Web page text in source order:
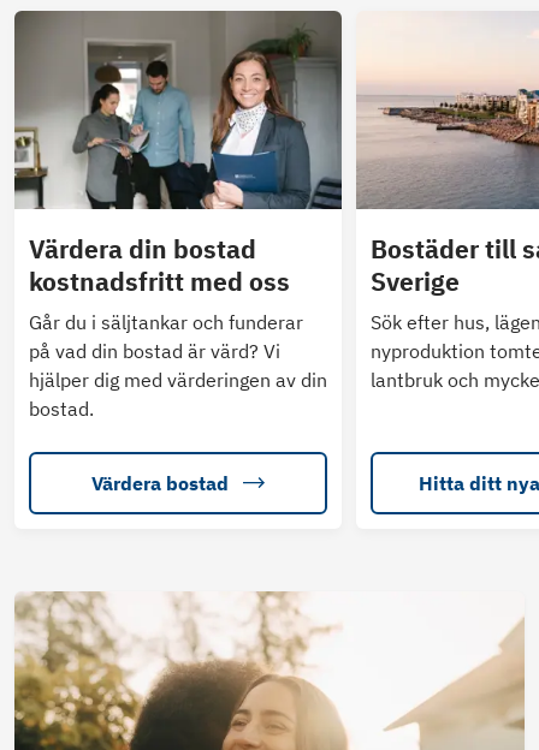
Värdera din bostad
kostnadsfritt med oss
Går du i säljtankar och funderar
på vad din bostad är värd? Vi
hjälper dig med värderingen av din
bostad.
Värdera bostad
Bostäder till
Sverige
Sök efter hus,
nyproduktion
lantbruk och
Hitta ditt